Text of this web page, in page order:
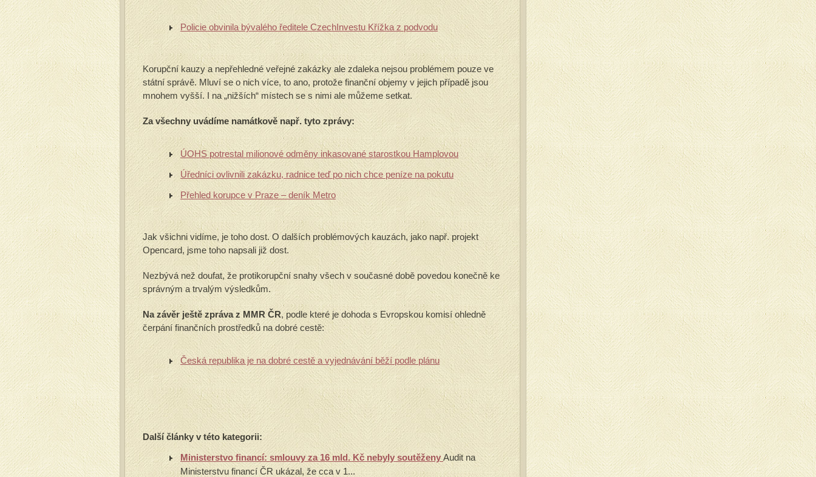
Policie obvinila bývalého ředitele CzechInvestu Křížka z podvodu
Korupční kauzy a nepřehledné veřejné zakázky ale zdaleka nejsou problémem pouze ve
státní správě. Mluví se o nich více, to ano, protože finanční objemy v jejich případě jsou
mnohem vyšší. I na „nižších“ místech se s nimi ale můžeme setkat.
Za všechny uvádíme namátkově např. tyto zprávy:
ÚOHS potrestal milionové odměny inkasované starostkou Hamplovou
Úředníci ovlivnili zakázku, radnice teď po nich chce peníze na pokutu
Přehled korupce v Praze – deník Metro
Jak všichni vidíme, je toho dost. O dalších problémových kauzách, jako např. projekt
Opencard, jsme toho napsali již dost.
Nezbývá než doufat, že protikorupční snahy všech v současné době povedou konečně ke
správným a trvalým výsledkům.
Na závěr ještě zpráva z MMR ČR, podle které je dohoda s Evropskou komisí ohledně
čerpání finančních prostředků na dobré cestě:
Česká republika je na dobré cestě a vyjednávání běží podle plánu
Další články v této kategorii:
Ministerstvo financí: smlouvy za 16 mld. Kč nebyly soutěženyAudit na
Ministerstvu financí ČR ukázal, že cca v 1...